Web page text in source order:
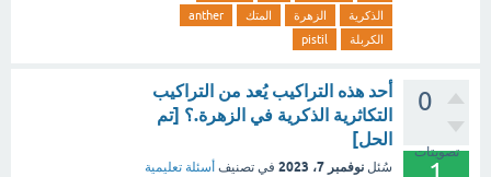
الذكرية
الزهرة المتك
anther
الكربلة
pistil
0
تصويتات
أحد هذه التراكيب يُعد من التراكيب
التكاثرية الذكرية في الزهرة.؟ [تم
الحل]
سُئل نوفمبر 7، 2023 في تصنيف أسئلة تعليمية